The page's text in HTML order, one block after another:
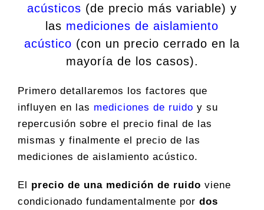
acústicos (de precio más variable) y
las mediciones de aislamiento
acústico (con un precio cerrado en la
mayoría de los casos).
Primero detallaremos los factores que
influyen en las mediciones de ruido y su
repercusión sobre el precio final de las
mismas y finalmente el precio de las
mediciones de aislamiento acústico.
El precio de una medición de ruido viene
condicionado fundamentalmente por dos